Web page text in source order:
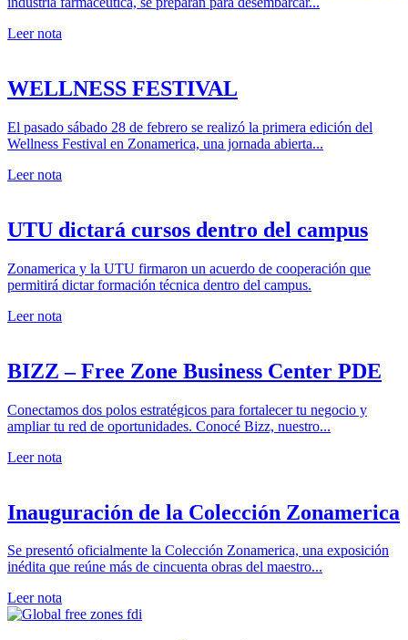
Leer nota
WELLNESS FESTIVAL
El pasado sábado 28 de febrero se realizó la primera edición del
Wellness Festival en Zonamerica, una jornada abierta...
Leer nota
UTU dictará cursos dentro del campus
Zonamerica y la UTU firmaron un acuerdo de cooperación que
permitirá dictar formación técnica dentro del campus.
Leer nota
BIZZ – Free Zone Business Center PDE
Conectamos dos polos estratégicos para fortalecer tu negocio y
ampliar tu red de oportunidades. Conocé Bizz, nuestro...
Leer nota
Inauguración de la Colección Zonamerica
Se presentó oficialmente la Colección Zonamerica, una exposición
inédita que reúne más de cincuenta obras del maestro...
Leer nota